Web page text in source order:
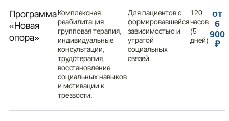
Программа
«Новая
опора»
Комплексная
реабилитация:
групповая терапия,
индивидуальные
консультации,
трудотерапия,
восстановление
социальных навыков
и мотивации к
трезвости.
Для пациентов с
формировавшейся
зависимостью и
утратой
социальных
связей
120
часов
(5
дней)
от
6
900
₽